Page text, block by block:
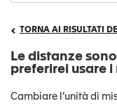
TORNA AI RISULTATI
Le distanze
preferirei usare i
Cambiare l’unità di